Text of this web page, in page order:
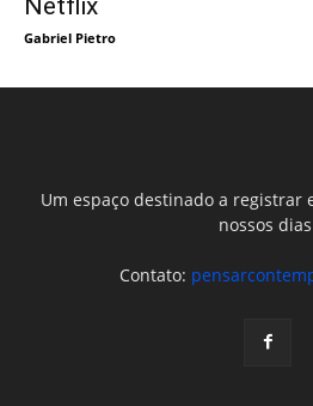
Netflix
Gabriel Pietro
Um espaço destinado a registrar
nossos
Contato: